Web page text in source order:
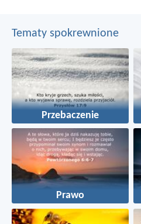
Tematy spokrewnione
Przebaczenie
Prawo